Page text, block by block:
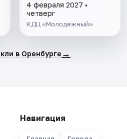
4 февраля 2027 •
четверг
КДЦ «Молодежный»
в Оренбурге →
Навигация